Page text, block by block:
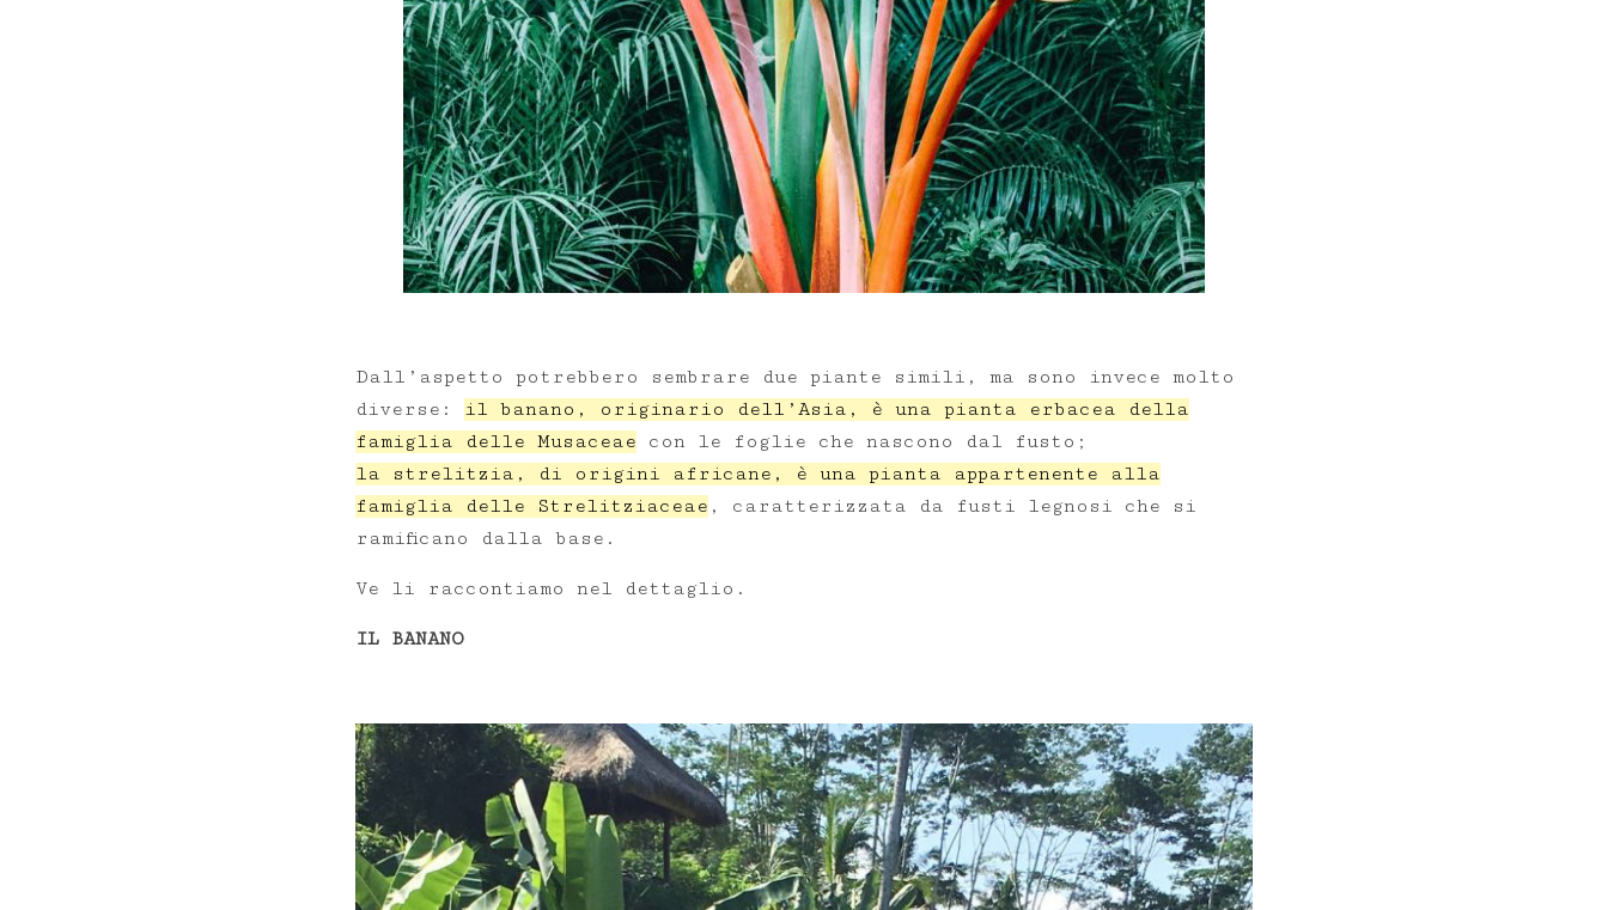
Dall’aspetto potrebbero sembrare due piante simili, ma sono invece molto
diverse: il banano, originario dell’Asia, è una pianta erbacea della
famiglia delle Musaceae con le foglie che nascono dal fusto;
la strelitzia, di origini africane, è una pianta appartenente alla
famiglia delle Strelitziaceae , caratterizzata da fusti legnosi che si
ramificano dalla base.
Ve li raccontiamo nel dettaglio.
IL BANANO